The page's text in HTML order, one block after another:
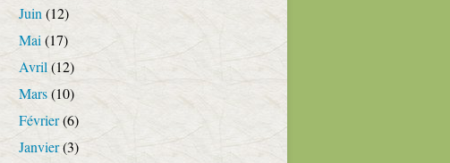
Juin (12)
Mai (17)
Avril (12)
Mars(10)
Février(6)
Janvier(3)